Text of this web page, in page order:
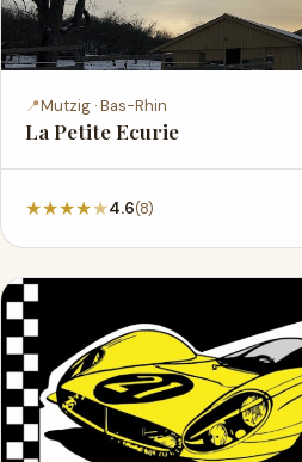
📍Mutzig · Bas-Rhin
La Petite Ecurie
★★★★★4.6(8)